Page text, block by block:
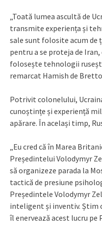
„Toată lumea ascultă de
transmite experiența și
sale sunt folosite acum de
pentru a se proteja de Iran,
folosește tehnologii
remarcat Hamish de
Potrivit colonelului,
cunoștințe și experiență
apărare. În același timp,
„Eu cred că în Marea
Președintelui Volodymyr
să organizeze parada la
tactică de presiune
Președintele Volodymyr
inteligent și inventiv. Știm
îl enervează acest lucru pe